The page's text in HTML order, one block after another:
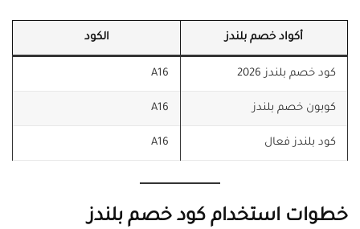
أكواد خصم بلندز الكود
كود خصم بلندز 2026 A16
كوبون خصم بلندز A16
كود بلندز فعال A16
خطوات استخدام كود خصم بلندز